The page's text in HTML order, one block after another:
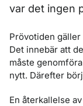
var det ingen
Prövotiden
Det innebär att
måste
nytt. Därefter
En återkallelse